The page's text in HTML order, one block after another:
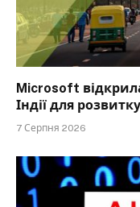
Microsoft
Індії для
7 Серпня 2026